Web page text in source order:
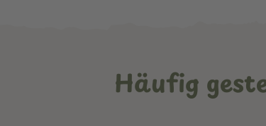
Häufig